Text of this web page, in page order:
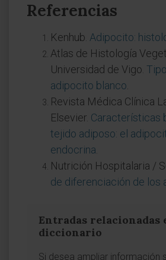
Referencias
Kenhub. Adipocito:
Atlas de Histología
Universidad de Vigo.
adipocito blanco
Revista Médica Clínica
Elsevier. Características
tejido adiposo: el
endocrina
Nutrición Hospitalaria /
de diferenciación de los
Entradas relacionadas
diccionario
Si desea ampliar información